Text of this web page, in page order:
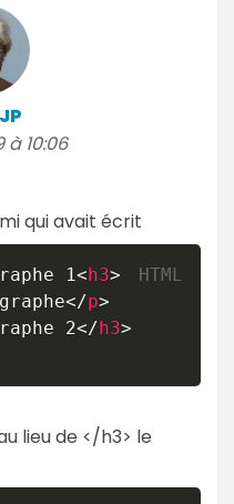
à 10:06
qui avait écrit
1<h3>
</p>
2</h3>
lieu de </h3> le